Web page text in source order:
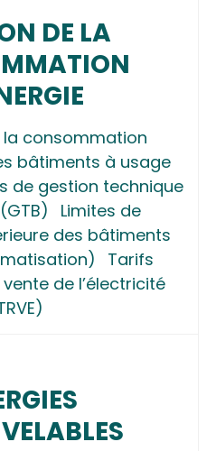
DE LA
la consommation
bâtiments à usage
de gestion technique
Limites de
des bâtiments
Tarifs
de l’électricité